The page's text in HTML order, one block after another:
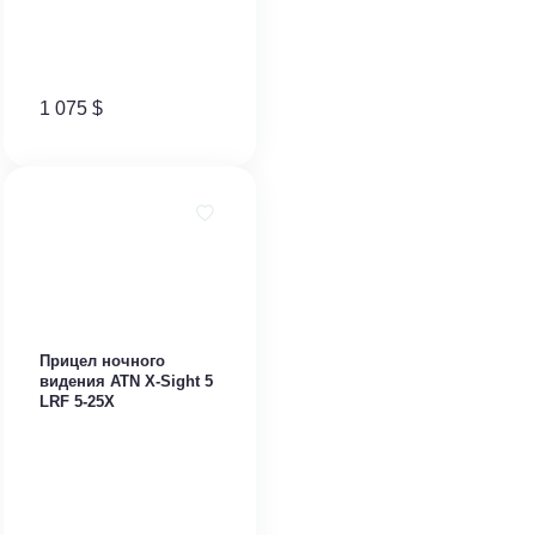
1 075 $
Прицел ночного
видения ATN X-Sight 5
LRF 5-25X